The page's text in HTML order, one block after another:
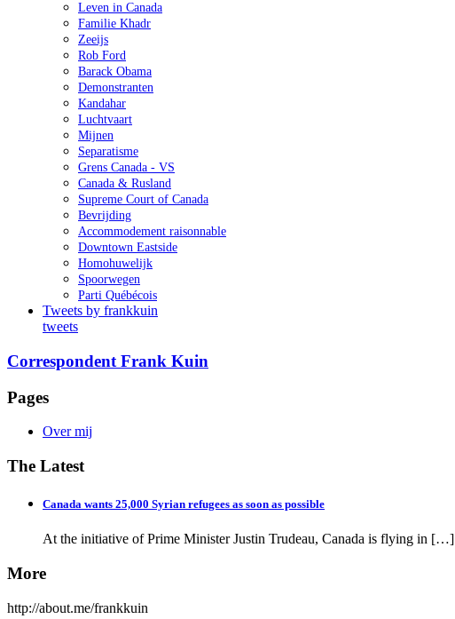
Leven in Canada
Familie Khadr
Zeeijs
Rob Ford
Barack Obama
Demonstranten
Kandahar
Luchtvaart
Mijnen
Separatisme
Grens Canada - VS
Canada & Rusland
Supreme Court of Canada
Bevrijding
Accommodement raisonnable
Downtown Eastside
Homohuwelijk
Spoorwegen
Parti Québécois
Tweets by frankkuin
tweets
Correspondent Frank Kuin
Pages
Over mij
The Latest
Canada wants 25,000 Syrian refugees as soon as possible
At the initiative of Prime Minister Justin Trudeau, Canada is flying in […]
More
http://about.me/frankkuin